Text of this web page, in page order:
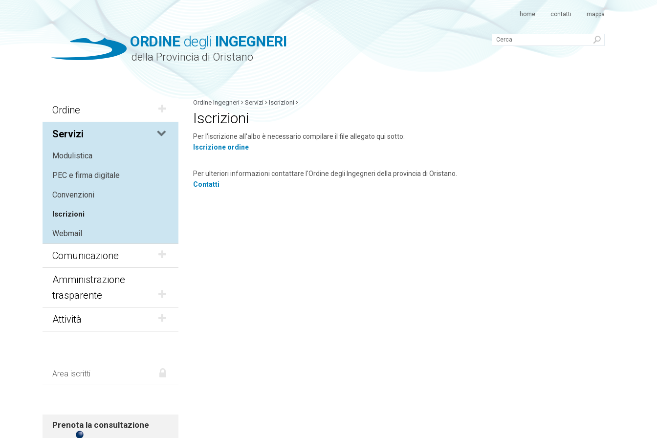
ORDINEdegli INGEGNERI
della Provincia di Oristano
home contatti mappa
Ordine
Servizi
Modulistica
PEC e firma digitale
Convenzioni
Iscrizioni
Webmail
Comunicazione
Amministrazione
trasparente
Attività
Area iscritti
Prenota la consultazione
Ordine Ingegneri Servizi Iscrizioni
Iscrizioni
Per l'iscrizione all'albo è necessario compilare il file allegato qui sotto:
Iscrizione ordine
Per ulteriori informazioni contattare l'Ordine degli Ingegneri della provincia di Oristano.
Contatti